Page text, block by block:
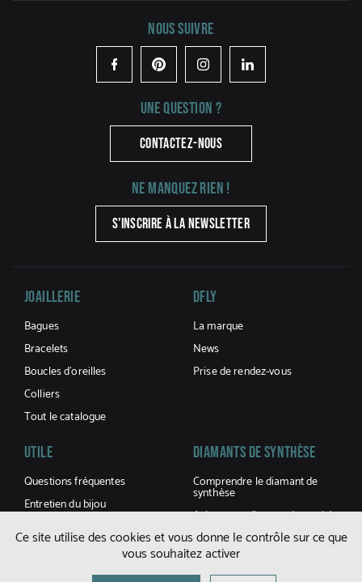
Nous suivre
FacebookPinterestInstagramLinkedIn
Une question ?
CONTACTEZ-NOUS
Ne manquez rien !
S'INSCRIRE À LA NEWSLETTER
Joaillerie
Bagues
Bracelets
Boucles d’oreilles
Colliers
Tout le catalogue
DFLY
La marque
News
Prise de rendez-vous
UTILE
Questions fréquentes
Entretien du bijou
Conditions générales de
ventes
Diamants De Synthèse
Comprendre le diamant de
synthèse
Acheter un diamant de synthèse
Ce site utilise des cookies et vous donne le contrôle sur ce que
vous souhaitez activer